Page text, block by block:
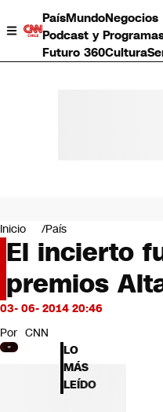
PaísMundoNegocios
Podcast y
Futuro 360Cultura
Negocios
Deportes
Programas completos
Cultura
Servicios
Bits
CNN Data
CNN tiempo
Futuro 360
Inicio País
El incierto
premios
03- 06- 2014 20:46
Por CNN
LO
MÁS
LEÍDO